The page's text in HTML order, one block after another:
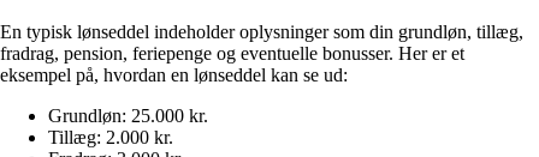
En typisk lønseddel indeholder oplysninger som din grundløn, tillæg,
fradrag, pension, feriepenge og eventuelle bonusser. Her er et
eksempel på, hvordan en lønseddel kan se ud:
Grundløn: 25.000 kr.
Tillæg: 2.000 kr.